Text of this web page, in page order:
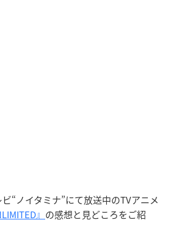
“ノイタミナ”にて放送中のTVアニメ
』 の感想と見どころをご紹